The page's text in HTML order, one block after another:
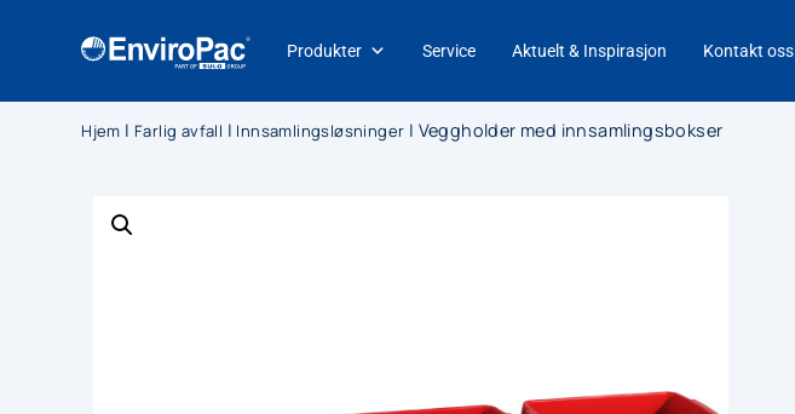
Produkter Service Aktuelt & Inspirasjon Kontakt oss
Hjem | Farlig avfall | Innsamlingsløsninger | Veggholder med innsamlingsbokser